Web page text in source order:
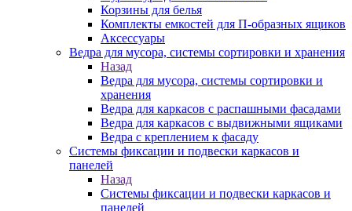
Корзины для белья
Комплекты емкостей для П-образных ящиков
Аксессуары
Ведра для мусора, системы сортировки и хранения
Назад
Ведра для мусора, системы сортировки и
хранения
Ведра для каркасов с распашными фасадами
Ведра для каркасов с выдвижными ящиками
Ведра с креплением к фасаду
Системы фиксации и подвески каркасов и
панелей
Назад
Системы фиксации и подвески каркасов и
панелей